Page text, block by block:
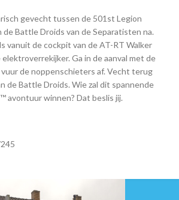
gevecht tussen de 501st Legion
de Battle Droids van de Separatisten na.
vanuit de cockpit van de AT-RT Walker
Ga in de aanval met de
vuur de noppenschieters af. Vecht terug
de Battle Droids. Wie zal dit spannende
avontuur winnen? Dat beslis jij.